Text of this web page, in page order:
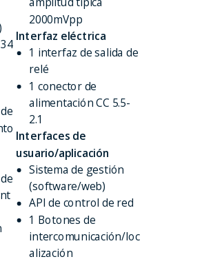
2000mVpp
Interfaz eléctrica
1 interfaz de salida de
relé
1 conector de
alimentación CC 5.5-
2.1
Interfaces de
usuario/aplicación
Sistema de gestión
(software/web)
API de control de red
1 Botones de
intercomunicación/loc
alización